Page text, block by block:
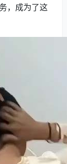
，成为了这